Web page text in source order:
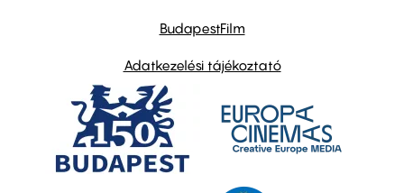
BudapestFilm
Adatkezelési tájékoztató